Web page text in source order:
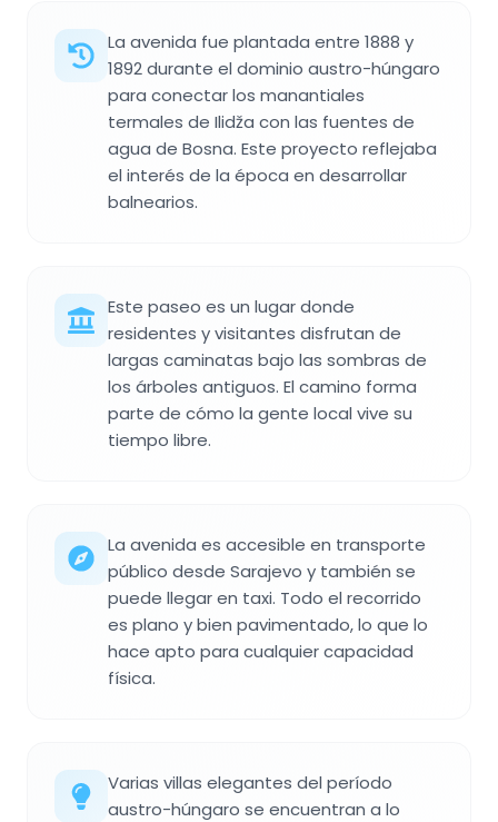
La avenida fue plantada entre 1888 y
1892 durante el dominio austro-húngaro
para conectar los manantiales
termales de Ilidža con las fuentes de
agua de Bosna. Este proyecto reflejaba
el interés de la época en desarrollar
balnearios.
Este paseo es un lugar donde
residentes y visitantes disfrutan de
largas caminatas bajo las sombras de
los árboles antiguos. El camino forma
parte de cómo la gente local vive su
tiempo libre.
La avenida es accesible en transporte
público desde Sarajevo y también se
puede llegar en taxi. Todo el recorrido
es plano y bien pavimentado, lo que lo
hace apto para cualquier capacidad
física.
Varias villas elegantes del período
austro-húngaro se encuentran a lo